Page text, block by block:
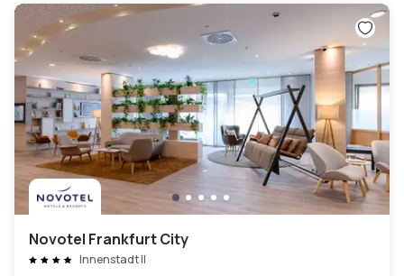
Novotel Frankfurt City
Innenstadt II